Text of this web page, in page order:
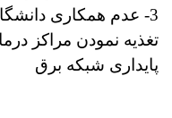
3- عدم همکاری
تغذیه نمودن مراکز
پایداری شبکه برق